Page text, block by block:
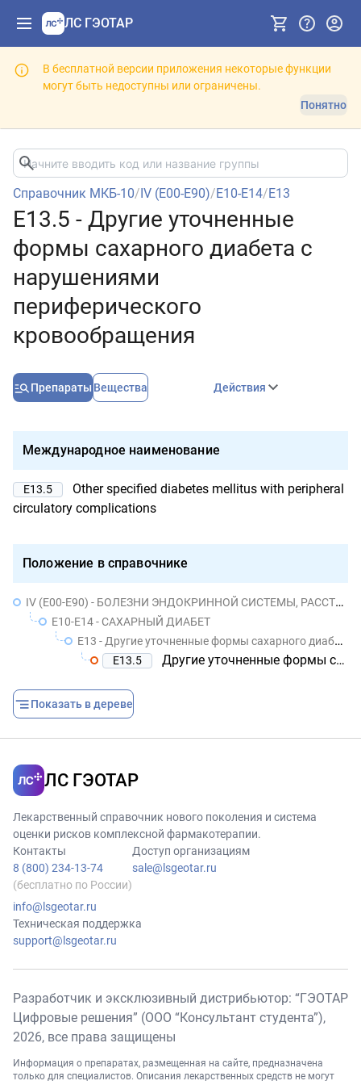
ЛС ГЭОТАР
В бесплатной версии приложения некоторые функции
могут быть недоступны или ограничены.
Понятно
Справочник МКБ-10/IV (E00-E90)/E10-E14/E13
E13.5 - Другие уточненные
формы сахарного диабета с
нарушениями
периферического
кровообращения
Препараты Вещества Действия
Международное наименование
E13.5
Other specified diabetes mellitus with peripheral
circulatory complications
Положение в справочнике
IV (E00-E90) - БОЛЕЗНИ ЭНДОКРИННОЙ СИСТЕМЫ, РАССТРОЙСТВА ПИТАНИЯ И НАРУШЕНИЯ ОБМЕНА ВЕЩЕСТВ
E10-E14 - САХАРНЫЙ ДИАБЕТ
E13 - Другие уточненные формы сахарного диабета
E13.5
Другие уточненные формы сахарного диабета с нарушениями периферического кровообращения
Показать в дереве
ЛС ГЭОТАР
Лекарственный справочник нового поколения и система
оценки рисков комплексной фармакотерапии.
Контакты
8 (800) 234-13-74
(бесплатно по России)
info@lsgeotar.ru
Доступ организациям
sale@lsgeotar.ru
Техническая поддержка
support@lsgeotar.ru
Разработчик и эксклюзивный дистрибьютор: “ГЭОТАР
Цифровые решения” (ООО “Консультант студента”),
2026, все права защищены
Информация о препаратах, размещенная на сайте, предназначена
только для специалистов. Описания лекарственных средств не могут